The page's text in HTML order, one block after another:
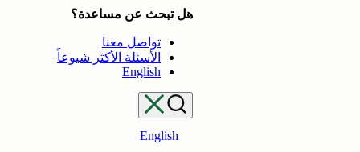
هل تبحث عن مساعدة؟
تواصل معنا
الأسئلة الأكثر شيوعاً
English
English